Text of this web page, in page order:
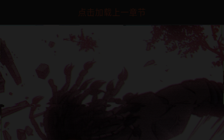
点击加载上一章节